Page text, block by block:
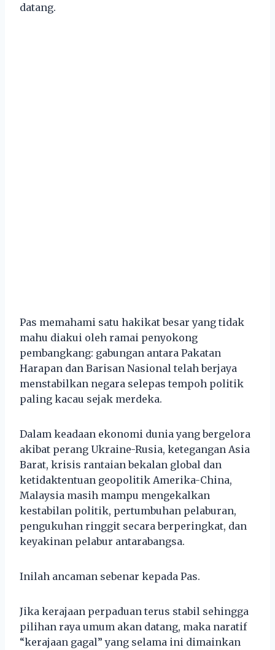
datang.
Pas memahami satu hakikat besar yang tidak
mahu diakui oleh ramai penyokong
pembangkang: gabungan antara Pakatan
Harapan dan Barisan Nasional telah berjaya
menstabilkan negara selepas tempoh politik
paling kacau sejak merdeka.
Dalam keadaan ekonomi dunia yang bergelora
akibat perang Ukraine-Rusia, ketegangan Asia
Barat, krisis rantaian bekalan global dan
ketidaktentuan geopolitik Amerika-China,
Malaysia masih mampu mengekalkan
kestabilan politik, pertumbuhan pelaburan,
pengukuhan ringgit secara berperingkat, dan
keyakinan pelabur antarabangsa.
Inilah ancaman sebenar kepada Pas.
Jika kerajaan perpaduan terus stabil sehingga
pilihan raya umum akan datang, maka naratif
“kerajaan gagal” yang selama ini dimainkan